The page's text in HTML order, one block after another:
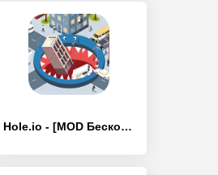
Hole.io - [MOD Бесконечные монеты]